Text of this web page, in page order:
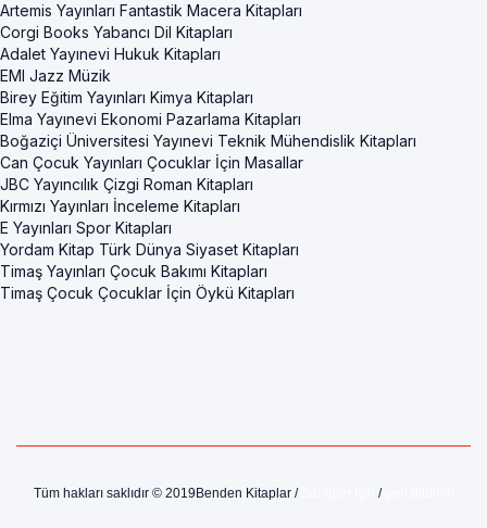
Artemis Yayınları Fantastik Macera Kitapları
Corgi Books Yabancı Dil Kitapları
Adalet Yayınevi Hukuk Kitapları
EMI Jazz Müzik
Birey Eğitim Yayınları Kimya Kitapları
Elma Yayınevi Ekonomi Pazarlama Kitapları
Boğaziçi Üniversitesi Yayınevi Teknik Mühendislik Kitapları
Can Çocuk Yayınları Çocuklar İçin Masallar
JBC Yayıncılık Çizgi Roman Kitapları
Kırmızı Yayınları İnceleme Kitapları
E Yayınları Spor Kitapları
Yordam Kitap Türk Dünya Siyaset Kitapları
Timaş Yayınları Çocuk Bakımı Kitapları
Timaş Çocuk Çocuklar İçin Öykü Kitapları
Tüm hakları saklıdır © 2019Benden Kitaplar / /